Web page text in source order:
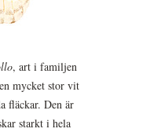
, art i familjen
mycket stor vit
fläckar. Den är
starkt i hela